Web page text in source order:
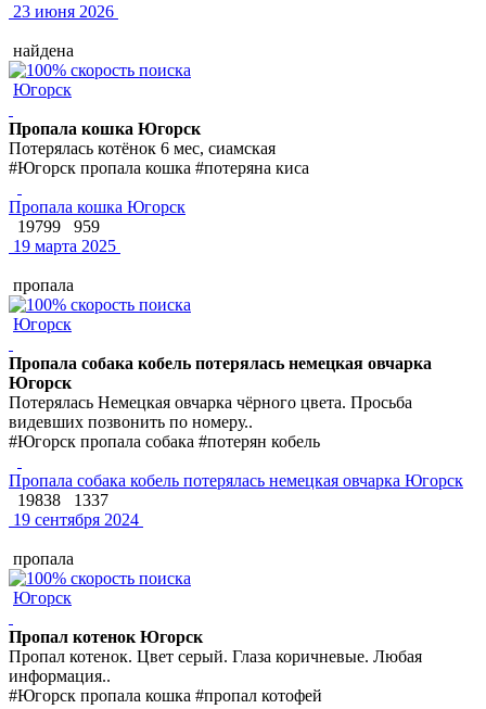
23 июня 2026
найдена
Югорск
Пропала кошка Югорск
Потерялась котёнок 6 мес, сиамская
#Югорск пропала кошка #потеряна киса
Пропала кошка Югорск
19799
959
19 марта 2025
пропала
Югорск
Пропала собака кобель потерялась немецкая овчарка
Югорск
Потерялась Немецкая овчарка чёрного цвета. Просьба
видевших позвонить по номеру..
#Югорск пропала собака #потерян кобель
Пропала собака кобель потерялась немецкая овчарка Югорск
19838
1337
19 сентября 2024
пропала
Югорск
Пропал котенок Югорск
Пропал котенок. Цвет серый. Глаза коричневые. Любая
информация..
#Югорск пропала кошка #пропал котофей